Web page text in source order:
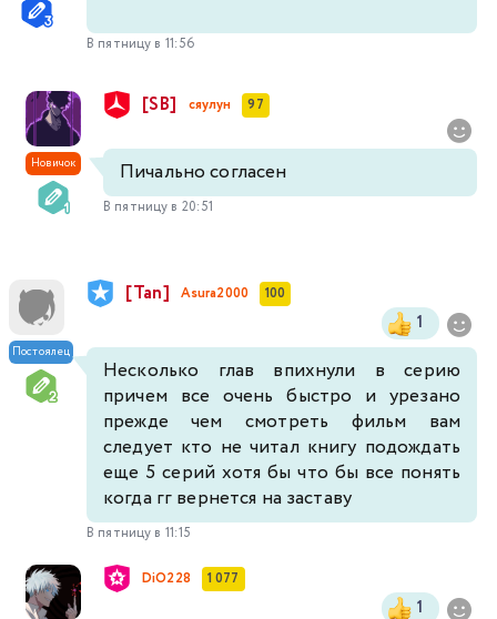
В пятницу в 11:56
Новичок
[SB] сяулун 97
Пичально согласен
В пятницу в 20:51
Постоялец
[Tan] Asura2000 100
1
Несколько глав впихнули в серию
причем все очень быстро и урезано
прежде чем смотреть фильм вам
следует кто не читал книгу подождать
еще 5 серий хотя бы что бы все понять
когда гг вернется на заставу
В пятницу в 11:15
DiO228 1 077
1